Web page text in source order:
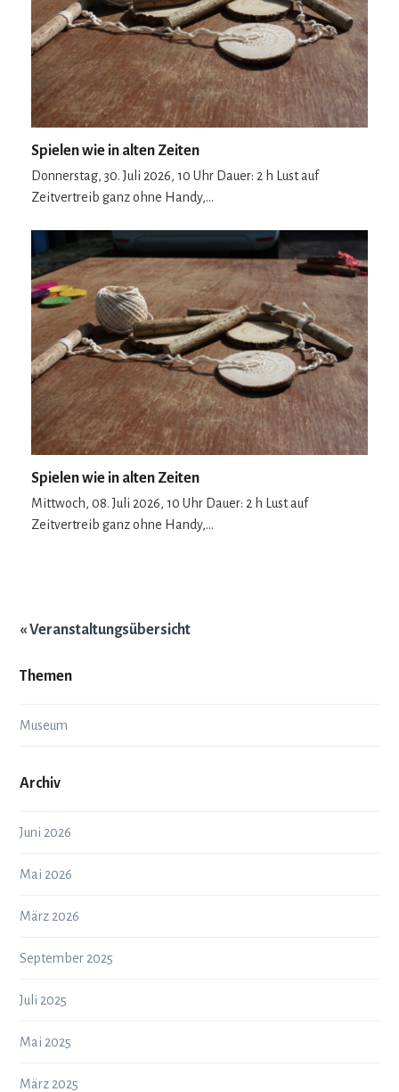
Spielen wie in alten Zeiten
Donnerstag, 30. Juli 2026, 10 Uhr Dauer: 2 h Lust auf
Zeitvertreib ganz ohne Handy,…
Spielen wie in alten Zeiten
Mittwoch, 08. Juli 2026, 10 Uhr Dauer: 2 h Lust auf
Zeitvertreib ganz ohne Handy,…
« Veranstaltungsübersicht
Themen
Museum
Archiv
Juni 2026
Mai 2026
März 2026
September 2025
Juli 2025
Mai 2025
März 2025